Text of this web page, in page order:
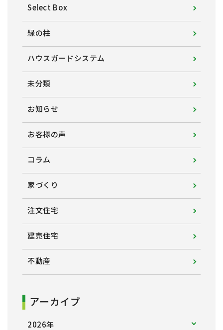
Select Box
緑の柱
ハウスガードシステム
未分類
お知らせ
お客様の声
コラム
家づくり
注文住宅
建売住宅
不動産
アーカイブ
2026年